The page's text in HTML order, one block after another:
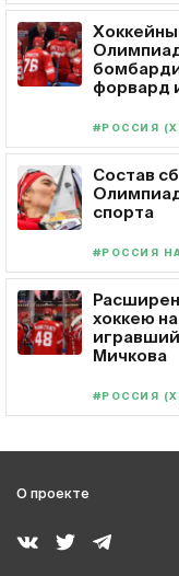
форвард
#РОССИЯ
Состав
спорта
#РОССИЯ
хоккею
Мичкова
#РОССИЯ
О проекте